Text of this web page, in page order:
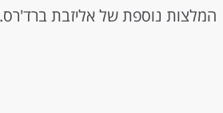
המלצות נוספת של אליזבת ברד'רס.